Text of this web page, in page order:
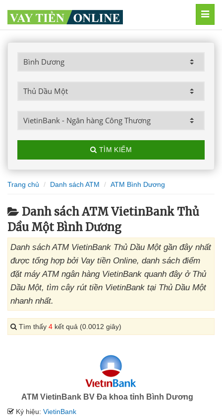
TÌM KIẾM
Trang chủ Danh sách ATM ATM Bình Dương
Danh sách ATM VietinBank Thủ
Dầu Một Bình Dương
Danh sách ATM VietinBank Thủ Dầu Một gần đây nhất
được tổng hợp bởi Vay tiền Online, danh sách điểm
đặt máy ATM ngân hàng VietinBank quanh đây ở Thủ
Dầu Một, tìm cây rút tiền VietinBank tại Thủ Dầu Một
nhanh nhất.
Tìm thấy 4 kết quả (0.0012 giây)
ATM VietinBank BV Đa khoa tỉnh Bình Dương
Ký hiệu: VietinBank